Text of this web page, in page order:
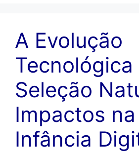
A Evolução
Tecnológica
Seleção
Impactos na
Infância